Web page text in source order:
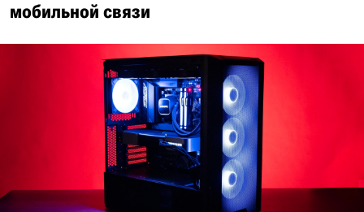
мобильной связи